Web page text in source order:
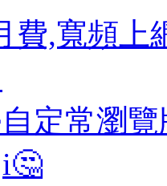
費,寬頻上
自定常瀏